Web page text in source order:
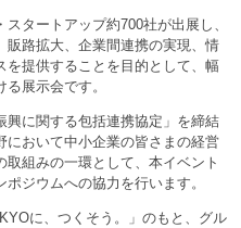
タートアップ約700社が出展し、
販路拡大、企業間連携の実現、情
を提供することを目的として、幅
展示会です。
興に関する包括連携協定」を締結
において中小企業の皆さまの経営
組みの一環として、本イベント
ジウムへの協力を行います。
に、つくそう。」のもと、グル